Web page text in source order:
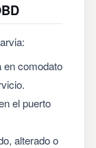
en comodato
el puerto
alterado o